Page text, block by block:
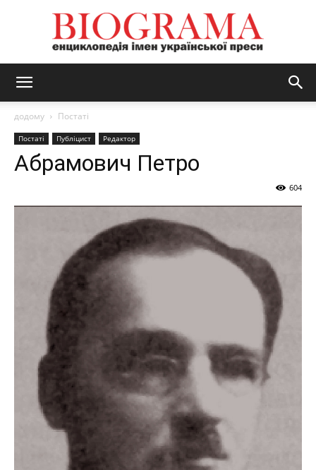
додому Постаті
Постаті Публіцист Редактор
Абрамович Петро
604